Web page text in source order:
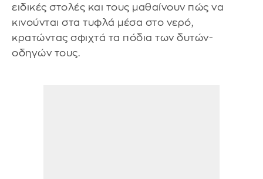
ειδικές στολές και τους μαθαίνουν πώς να
κινούνται στα τυφλά μέσα στο νερό,
κρατώντας σφιχτά τα πόδια των δυτών-
οδηγών τους.